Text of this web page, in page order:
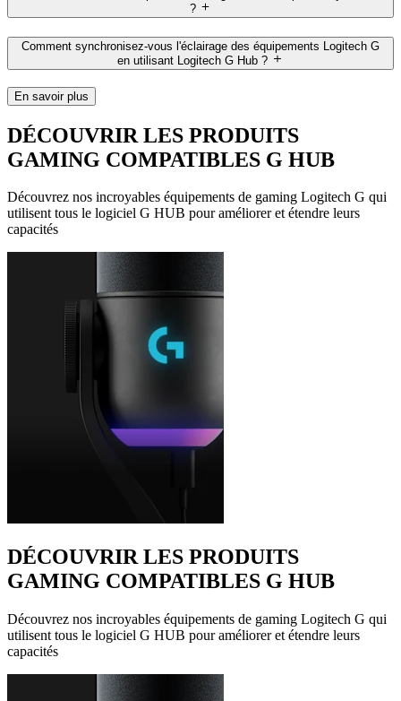
?
Comment synchronisez-vous l'éclairage des équipements Logitech G
en utilisant Logitech G Hub ?
En savoir plus
DÉCOUVRIR LES PRODUITS
GAMING COMPATIBLES G HUB
Découvrez nos incroyables équipements de gaming Logitech G qui
utilisent tous le logiciel G HUB pour améliorer et étendre leurs
capacités
DÉCOUVRIR LES PRODUITS
GAMING COMPATIBLES G HUB
Découvrez nos incroyables équipements de gaming Logitech G qui
utilisent tous le logiciel G HUB pour améliorer et étendre leurs
capacités